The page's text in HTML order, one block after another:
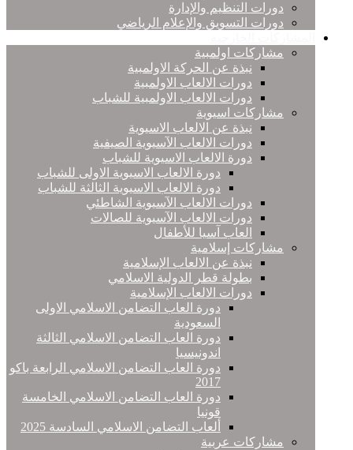
دورات التنظيم والإدارة
دورات التسويق والإعلام الرياضي
مشاركات اولمبية
نبذة عن الحركة الاولمبية
دورات الالعاب الاولمبية
دورات الالعاب الاولمبية للشباب
مشاركات اسيوية
نبذة عن الالعاب الاسيوية
دورات الالعاب الآسيوية الصيفية
دورة الالعاب الاسيوية للشباب
دورة الالعاب الاسيوية الاولى للشباب
دورة الالعاب الاسيوية الثالثة للشباب
دورات الالعاب الآسيوية الشاطئي
دورات الالعاب الآسيوية للصالات
العاب آسيا للأطفال
مشاركات إسلامية
نبذة عن الالعاب الإسلامية
بطولة قطر الدولية الاسلامي
دورات الالعاب الإسلامية
دورة العاب التضامن الاسلامي الاولى
السعودية
دورة العاب التضامن الاسلامي الثالثة
اندونيسيا
دورة العاب التضامن الاسلامي الرابعة باكو
2017
دورة العاب التضامن الاسلامي الخامسة
قونيا
ألعاب التضامن الاسلامي السادسة 2025
مشاركات عربية